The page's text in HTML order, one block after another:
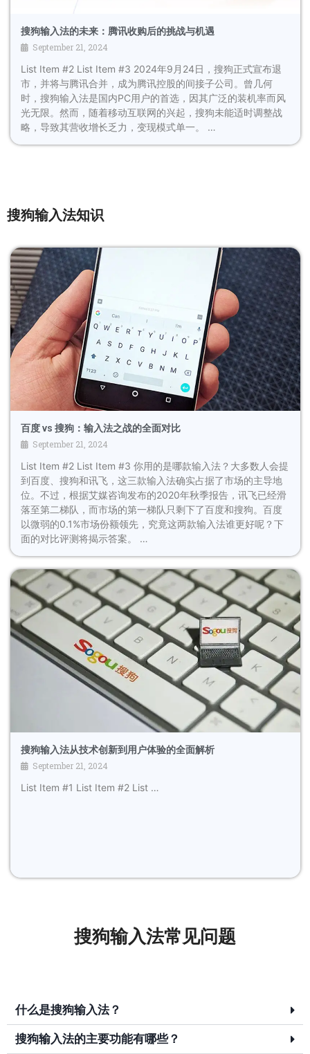
搜狗输入法的未来：腾讯收购后的挑战与机遇
September 21, 2024
List Item #2 List Item #3 2024年9月24日，搜狗正式宣布退
市，并将与腾讯合并，成为腾讯控股的间接子公司。曾几何
时，搜狗输入法是国内PC用户的首选，因其广泛的装机率而风
光无限。然而，随着移动互联网的兴起，搜狗未能适时调整战
略，导致其营收增长乏力，变现模式单一。 …
搜狗输入法知识
百度 vs 搜狗：输入法之战的全面对比
September 21, 2024
List Item #2 List Item #3 你用的是哪款输入法？大多数人会提
到百度、搜狗和讯飞，这三款输入法确实占据了市场的主导地
位。不过，根据艾媒咨询发布的2020年秋季报告，讯飞已经滑
落至第二梯队，而市场的第一梯队只剩下了百度和搜狗。百度
以微弱的0.1%市场份额领先，究竟这两款输入法谁更好呢？下
面的对比评测将揭示答案。 …
搜狗输入法从技术创新到用户体验的全面解析
September 21, 2024
List Item #1 List Item #2 List …
搜狗输入法常见问题
什么是搜狗输入法？
搜狗输入法的主要功能有哪些？